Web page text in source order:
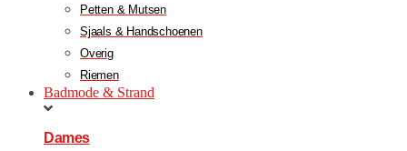
Petten & Mutsen
Sjaals & Handschoenen
Overig
Riemen
Badmode & Strand
Dames